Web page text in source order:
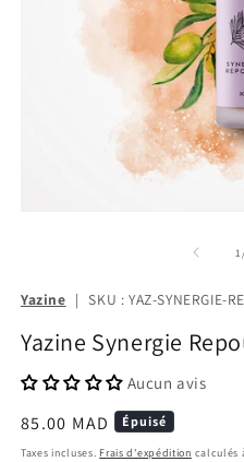
1
Yazine | SKU : YAZ-SYNERGIE-
Yazine Synergie
Aucun avis
Prix
habituel
85.00 MAD Épuisé
Taxes incluses. Frais d'expédition calculés